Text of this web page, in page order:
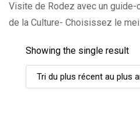
Visite de Rodez avec un
de la Culture- Choisissez le
Showing the single result